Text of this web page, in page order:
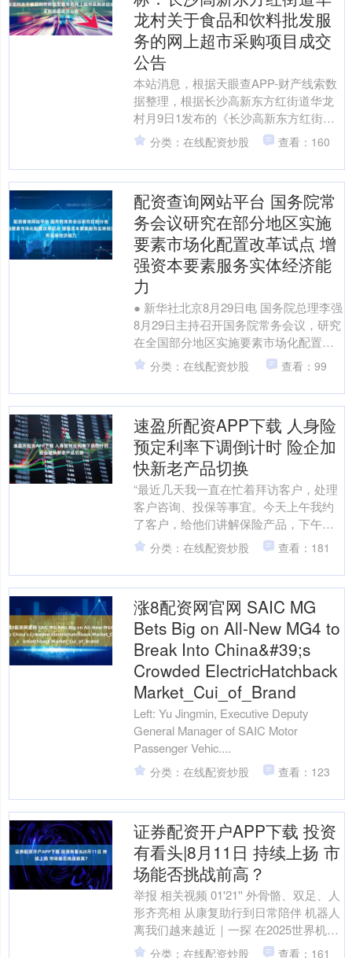
龙村关于食品和饮料批发服
务的网上超市采购项目成交
公告
本站消息，根据天眼查APP-财产线索数
据整理，根据长沙高新东方红街道华龙
村月9日1发布的《长沙高新东方红街道
华龙村关于食品和饮料批发服务的网上
超市采购项目成交公....
分类：在线配资炒股 查看：160
配资查询网站平台 国务院常
务会议研究在部分地区实施
要素市场化配置改革试点 增
强资本要素服务实体经济能
力
● 新华社北京8月29日电 国务院总理李强
8月29日主持召开国务院常务会议，研究
在全国部分地区实施要素市场化配置综
合改革试点工作，部署开展县域普通高
中振兴行动，....
分类：在线配资炒股 查看：99
速盈所配资APP下载 人身险
预定利率下调倒计时 险企加
快新老产品切换
“最近几天我一直在忙着拜访客户，处理
客户咨询、投保等事宜。今天上午我约
了客户，给他们讲解保险产品，下午还
要为几位客户办理投保。”保险经纪人李
先生8月26日告诉中....
分类：在线配资炒股 查看：181
涨8配资网官网 SAIC MG
Bets Big on All-New MG4 to
Break Into China&#39;s
Crowded ElectricHatchback
Market_Cui_of_Brand
Left: Yu Jingmin, Executive Deputy
General Manager of SAIC Motor
Passenger Vehic....
分类：在线配资炒股 查看：123
证券配资开户APP下载 投资
有看头|8月11日 持续上扬 市
场能否挑战前高？
举报 相关视频 01'21'' 外骨骼、双足、人
形齐亮相 从康复助行到日常陪伴 机器人
离我们越来越近｜一探 在2025世界机器
人大会上，....
分类：在线配资炒股 查看：161